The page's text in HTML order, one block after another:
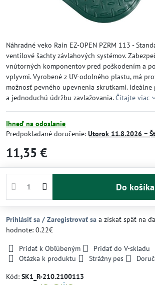
Náhradné veko Rain EZ-OPEN PZRM 113 -
ventilové šachty závlahových systémov.
vnútorných komponentov pred poškodením a
vplyvmi. Vyrobené z UV-odolného plastu, má
možnosť pevného upevnenia skrutkami. Ideálne
a jednoduchú údržbu zavlažovania.Čítajte viac
Ihneď na odoslanie
Predpokladané doručenie: Utorok 11.8.2026 −
11,35 €
Do košíka
Prihlásiť sa / Zaregistrovať sa a získať späť na
hodnote: 0.22€
Pridať k Obľúbeným
Pridať do V-skladu
Otázka k produktu
Strážny pes
Kód: SK1_R-210.2100113